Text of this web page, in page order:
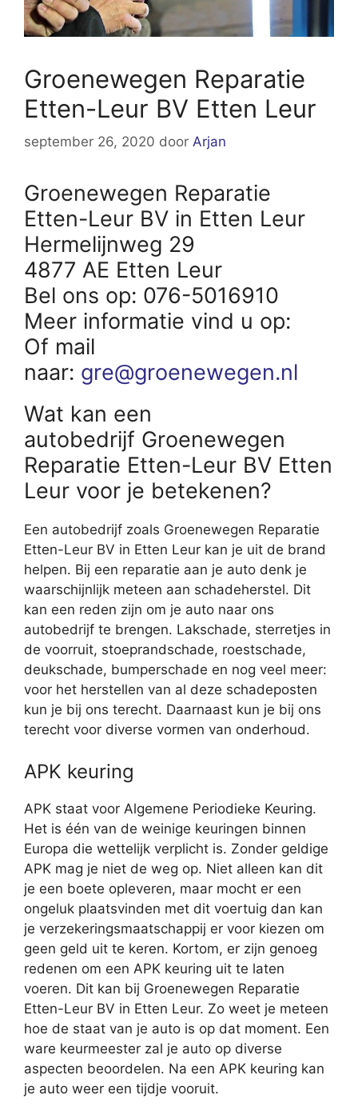
Groenewegen Reparatie
Etten-Leur BV Etten Leur
september 26, 2020 door Arjan
Groenewegen Reparatie
Etten-Leur BV in Etten Leur
Hermelijnweg 29
4877 AE Etten Leur
Bel ons op: 076-5016910
Meer informatie vind u op:
Of mail
naar: gre@groenewegen.nl
Wat kan een
autobedrijf Groenewegen
Reparatie Etten-Leur BV Etten
Leur voor je betekenen?
Een autobedrijf zoals Groenewegen Reparatie
Etten-Leur BV in Etten Leur kan je uit de brand
helpen. Bij een reparatie aan je auto denk je
waarschijnlijk meteen aan schadeherstel. Dit
kan een reden zijn om je auto naar ons
autobedrijf te brengen. Lakschade, sterretjes in
de voorruit, stoeprandschade, roestschade,
deukschade, bumperschade en nog veel meer:
voor het herstellen van al deze schadeposten
kun je bij ons terecht. Daarnaast kun je bij ons
terecht voor diverse vormen van onderhoud.
APK keuring
APK staat voor Algemene Periodieke Keuring.
Het is één van de weinige keuringen binnen
Europa die wettelijk verplicht is. Zonder geldige
APK mag je niet de weg op. Niet alleen kan dit
je een boete opleveren, maar mocht er een
ongeluk plaatsvinden met dit voertuig dan kan
je verzekeringsmaatschappij er voor kiezen om
geen geld uit te keren. Kortom, er zijn genoeg
redenen om een APK keuring uit te laten
voeren. Dit kan bij Groenewegen Reparatie
Etten-Leur BV in Etten Leur. Zo weet je meteen
hoe de staat van je auto is op dat moment. Een
ware keurmeester zal je auto op diverse
aspecten beoordelen. Na een APK keuring kan
je auto weer een tijdje vooruit.